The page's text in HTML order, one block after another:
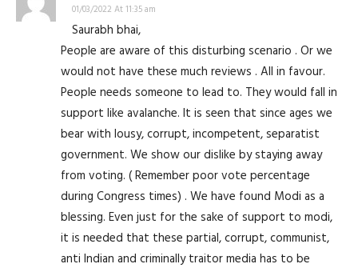
01/03/2022 At 11:35 am
Saurabh bhai,
People are aware of this disturbing scenario . Or we
would not have these much reviews . All in favour.
People needs someone to lead to. They would fall in
support like avalanche. It is seen that since ages we
bear with lousy, corrupt, incompetent, separatist
government. We show our dislike by staying away
from voting. ( Remember poor vote percentage
during Congress times) . We have found Modi as a
blessing. Even just for the sake of support to modi,
it is needed that these partial, corrupt, communist,
anti Indian and criminally traitor media has to be